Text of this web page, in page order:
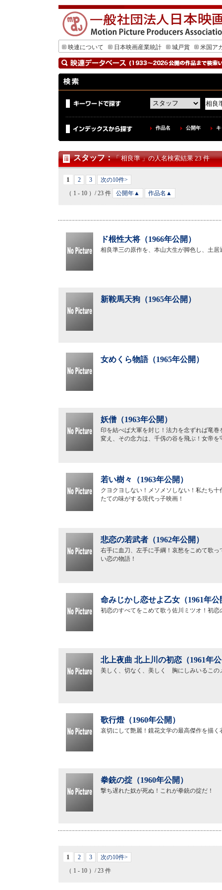
映連について 日本映画産業統計 城戸賞 米国ア
作品名 公開年
スタッフ：「 相良準 」の人名検索結果 23 件
1 2 3
次の10件>
（ 1 - 10 ）/ 23 件
公開年▲ 作品名▲
ド根性大将（1966年公開）
相良準三の原作を、本山大生が脚色し、土
新鞍馬天狗（1965年公開）
女めくら物語（1965年公開）
妖僧（1963年公開）
印を結べば大軍を封じ！法力を念ずれば竜
変え、その念力は、千仭の谷を飛ぶ！女帝
若い樹々（1963年公開）
クヨクヨしない！メソメソしない！私たち
たての味がする現代っ子映画！
悲恋の若武者（1962年公開）
右手に血刀、左手に手綱！哀愁をこめて歌
い恋の物語！
命みじかし恋せよ乙女（1961年公
初恋のすべてをこめて歌う佐川ミツオ！初
北上夜曲 北上川の初恋（1961年
美しく、切なく、美しく 胸にしみいるこ
歌行燈（1960年公開）
哀切にして艶麗！鏡花文学の最高傑作を描
拳銃の掟（1960年公開）
撃ち遅れた奴が死ぬ！これが拳銃の掟だ！
1 2 3
次の10件>
（ 1 - 10 ）/ 23 件